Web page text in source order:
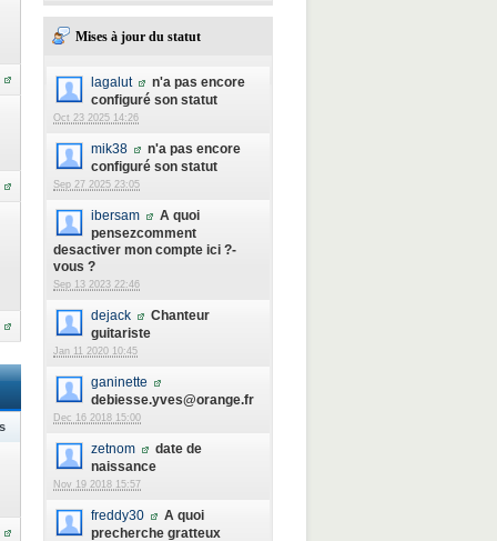
Mises à jour du statut
lagalut
n'a pas encore
configuré son statut
Oct 23 2025 14:26
mik38
n'a pas encore
configuré son statut
Sep 27 2025 23:05
ibersam
A quoi
pensezcomment
desactiver mon compte ici ?-
vous ?
Sep 13 2023 22:46
dejack
Chanteur
guitariste
Jan 11 2020 10:45
ganinette
debiesse.yves@orange.fr
Dec 16 2018 15:00
zetnom
date de
naissance
Nov 19 2018 15:57
freddy30
A quoi
precherche gratteux